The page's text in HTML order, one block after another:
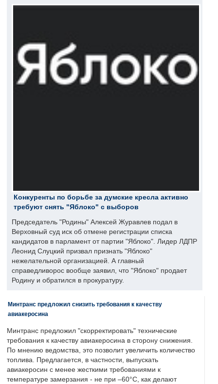
Конкуренты по борьбе за думские кресла активно
требуют снять "Яблоко" с выборов
Председатель "Родины" Алексей Журавлев подал в
Верховный суд иск об отмене регистрации списка
кандидатов в парламент от партии "Яблоко". Лидер ЛДПР
Леонид Слуцкий призвал признать "Яблоко"
нежелательной организацией. А главный
справедливорос вообще заявил, что "Яблоко" продает
Родину и обратился в прокуратуру.
Минтранс предложил снизить требования к качеству
авиакеросина
Минтранс предложил "скорректировать" технические
требования к качеству авиакеросина в сторону снижения.
По мнению ведомства, это позволит увеличить количество
топлива. Предлагается, в частности, выпускать
авиакеросин с менее жесткими требованиями к
температуре замерзания - не при –60°C, как делают